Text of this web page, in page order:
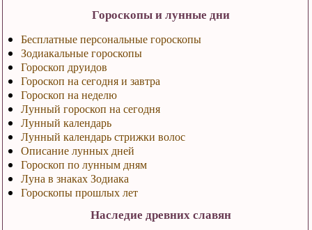
Гороскопы и лунные дни
Бесплатные персональные гороскопы
Зодиакальные гороскопы
Гороскоп друидов
Гороскоп на сегодня и завтра
Гороскоп на неделю
Лунный гороскоп на сегодня
Лунный календарь
Лунный календарь стрижки волос
Описание лунных дней
Гороскоп по лунным дням
Луна в знаках Зодиака
Гороскопы прошлых лет
Наследие древних славян